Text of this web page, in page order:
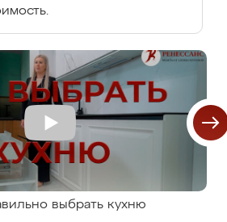
выбрать кухню